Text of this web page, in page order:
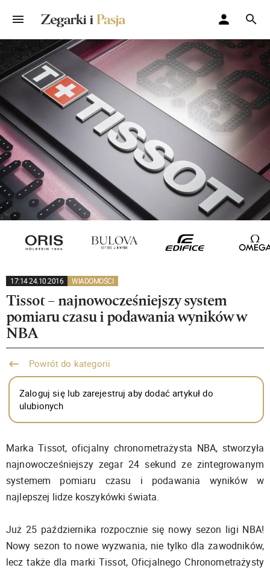
17:14 24.10.2016 WIADOMOŚCI
Tissot – najnowocześniejszy system
pomiaru czasu i podawania wyników w
NBA
Powrót do kategorii
Zaloguj się lub zarejestruj aby dodać artykuł do
ulubionych
Marka Tissot, oficjalny chronometrażysta NBA, stworzyła
najnowocześniejszy zegar 24 sekund ze zintegrowanym
systemem pomiaru czasu i podawania wyników w
najlepszej lidze koszykówki świata.
Już 25 października rozpocznie się nowy sezon ligi NBA!
Nowy sezon to nowe wyzwania, nie tylko dla zawodników,
lecz także dla marki Tissot, Oficjalnego Chronometrażysty